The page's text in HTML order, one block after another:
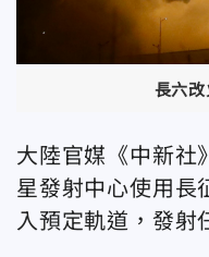
長六
大陸官媒《中新社
星發射中心使用長
入預定軌道，發射